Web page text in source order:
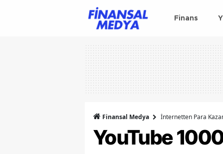
Finans
Finansal Medya İnternetten Para
YouTube